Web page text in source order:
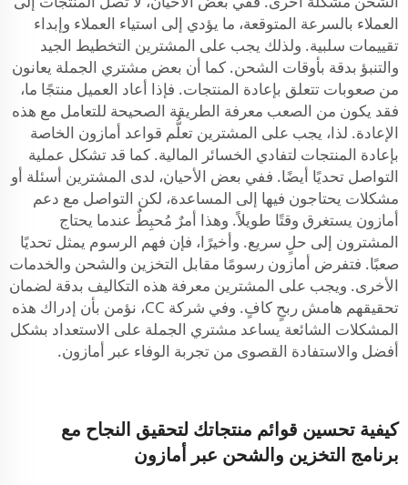
العملاء بالسرعة المتوقعة، ما يؤدي إلى استياء العملاء وإبداء
تقييمات سلبية. ولذلك يجب على المشترين التخطيط الجيد
والتنبؤ بدقة بأوقات الشحن. كما أن بعض مشتري الجملة يعانون
من صعوبات تتعلق بإعادة المنتجات. فإذا أعاد العميل منتجًا ما،
فقد يكون من الصعب معرفة الطريقة الصحيحة للتعامل مع هذه
الإعادة. لذا، يجب على المشترين تعلُّم قواعد أمازون الخاصة
بإعادة المنتجات لتفادي الخسائر المالية. كما قد تشكل عملية
التواصل تحديًا أيضًا. ففي بعض الأحيان، لدى المشترين أسئلة أو
مشكلات يحتاجون فيها إلى المساعدة، لكن التواصل مع دعم
أمازون يستغرق وقتًا طويلاً. وهذا أمرٌ مُحبِطٌ عندما يحتاج
المشترون إلى حلٍ سريع. وأخيرًا، فإن فهم الرسوم يمثل تحديًا
صعبًا. فتفرض أمازون رسومًا مقابل التخزين والشحن والخدمات
الأخرى. ويجب على المشترين معرفة هذه التكاليف بدقة لضمان
تحقيقهم هامش ربحٍ كافٍ. وفي شركة CC، نؤمن بأن إدراك هذه
المشكلات الشائعة يساعد مشتري الجملة على الاستعداد بشكل
أفضل والاستفادة القصوى من تجربة الوفاء عبر أمازون.
كيفية تحسين قوائم منتجاتك لتحقيق النجاح مع
برنامج التخزين والشحن عبر أمازون